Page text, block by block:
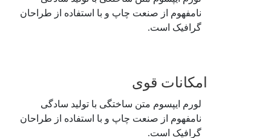
نامفهوم از صنعت چاپ و با استفاده از طراحان
گرافیک است.
امکانات قوی
لورم ایپسوم متن ساختگی با تولید سادگی
نامفهوم از صنعت چاپ و با استفاده از طراحان
گرافیک است.